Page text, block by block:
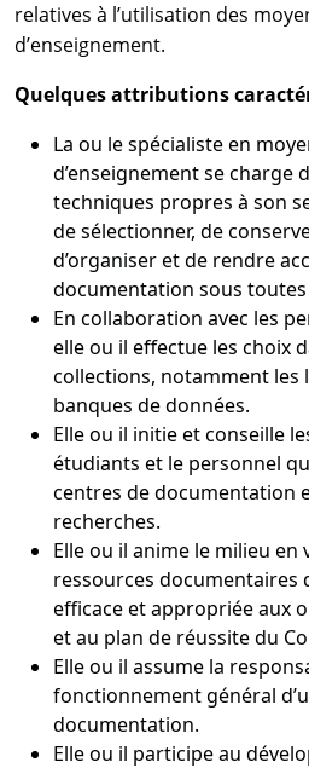
relatives à l’utilisation des
d’enseignement.
Quelques attributions
La ou le spécialiste en
d’enseignement se charge
techniques propres à son
de sélectionner, de
d’organiser et de rendre
documentation sous
En collaboration avec les
elle ou il effectue les choix
collections, notamment les
banques de données.
Elle ou il initie et conseille
étudiants et le personnel
centres de documentation
recherches.
Elle ou il anime le milieu en
ressources documentaires
efficace et appropriée aux
et au plan de réussite du
Elle ou il assume la
fonctionnement général
documentation.
Elle ou il participe au